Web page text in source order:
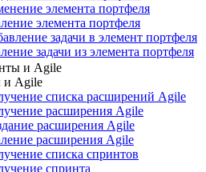
элемента портфеля
элемента портфеля
задачи в элемент портфеля
задачи из элемента портфеля
и Agile
и Agile
списка расширений Agile
расширения Agile
расширения Agile
расширения Agile
списка спринтов
спринта